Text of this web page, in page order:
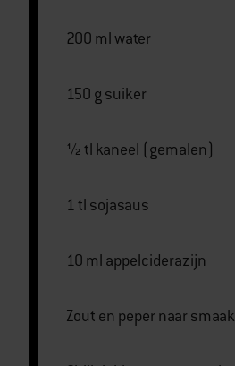
200 ml water
150 g suiker
½ tl kaneel (gemalen)
1 tl sojasaus
10 ml appelciderazijn
Zout en peper naar smaak